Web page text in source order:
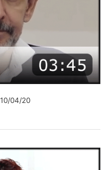
10/04/20